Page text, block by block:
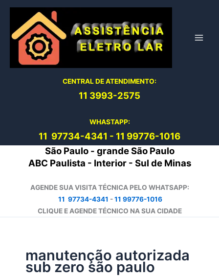
conteúdo
CENTRAL DE ATENDIMENTO:
11 3993-2575
WHASTAPP:
11 97734-4341 - 11 99776-1016
São Paulo - grande São Paulo
ABC Paulista - Interior - Sul de Minas
AGENDE SUA VISITA TÉCNICA PELO WHATSAPP:
11 97734-4341 -11 99776-1016
CLIQUE E AGENDE TÉCNICO NA SUA CIDADE
manutenção autorizada
sub zero são paulo